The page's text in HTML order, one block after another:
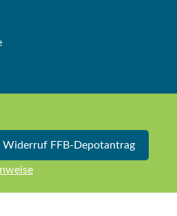
Widerruf FFB-Depotantrag